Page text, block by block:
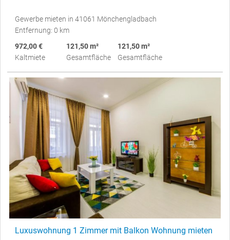
Gewerbe mieten in 41061 Mönchengladbach
Entfernung: 0 km
972,00 €
Kaltmiete
121,50 m²
Gesamtfläche
121,50 m²
Gesamtfläche
Luxuswohnung 1 Zimmer mit Balkon Wohnung mieten